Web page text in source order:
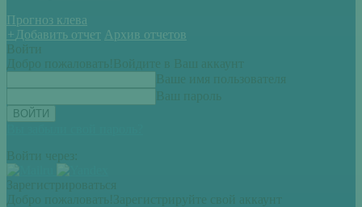
Прогноз клева
+ Добавить отчет Архив отчетов
Войти
Добро пожаловать! Войдите в Ваш аккаунт
Ваше имя пользователя
Ваш пароль
Войти через:
Зарегистрироваться
Добро пожаловать! Зарегистрируйте свой аккаунт